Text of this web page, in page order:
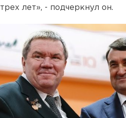
трех лет», - подчеркнул он.